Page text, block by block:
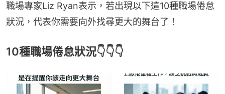
職場專家Liz Ryan表示，若出現以下這10種職場倦怠
狀況，代表你需要向外找尋更大的舞台了！
10種職場倦怠狀況👇👇👇